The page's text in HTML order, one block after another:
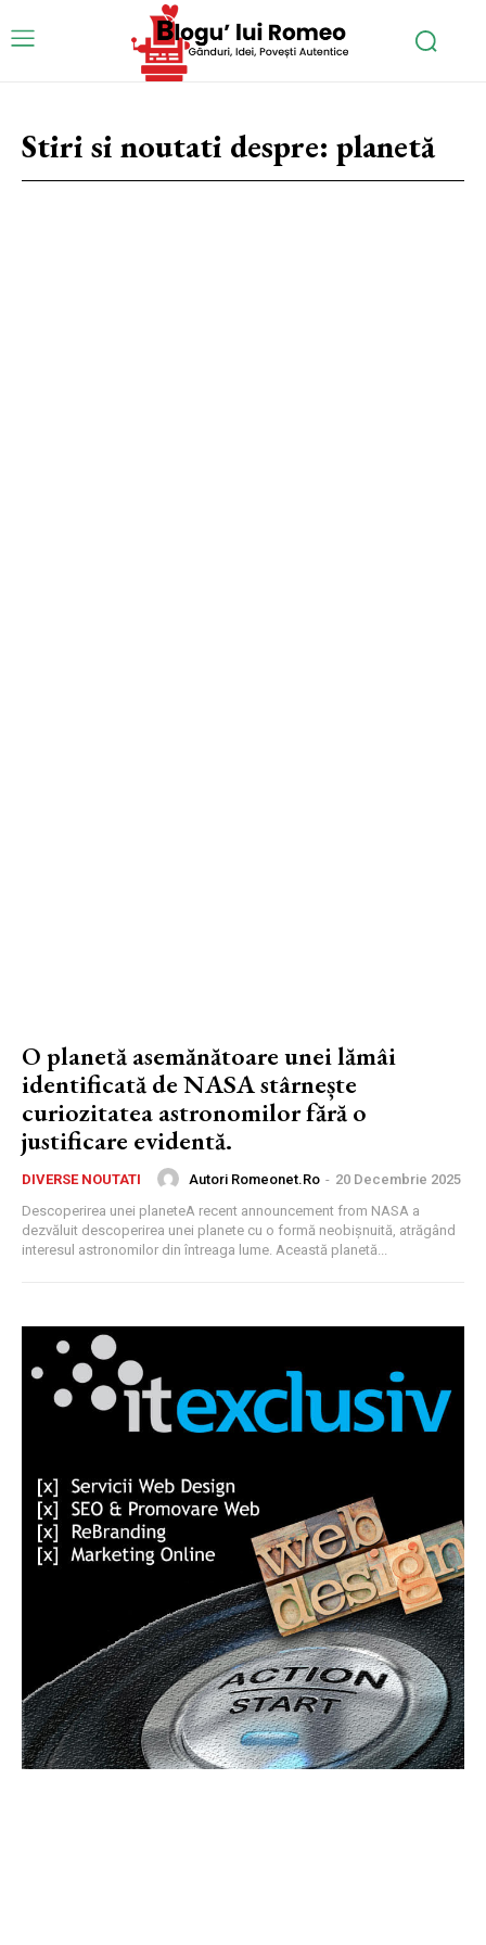
Stiri si noutati despre: planetă
O planetă asemănătoare unei lămâi
identificată de NASA stârnește
curiozitatea astronomilor fără o
justificare evidentă.
DIVERSE NOUTATI Autori Romeonet.ro - 20 Decembrie 2025
Descoperirea unei planeteA recent announcement from NASA a
dezvăluit descoperirea unei planete cu o formă neobișnuită, atrăgând
interesul astronomilor din întreaga lume. Această planetă...